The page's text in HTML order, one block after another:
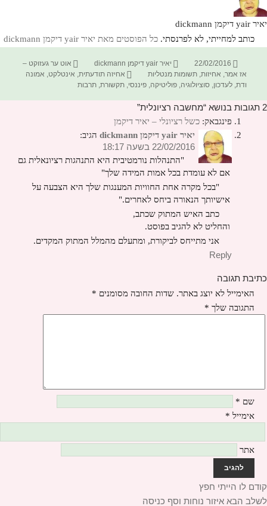
יאיר yair דיקמן dickmann
כותב למחייתי, לא לפרנסתי. כל הפוסטים מאת יאיר yair דיקמן dickmann‏
פורסם
בתאריך
22/02/2016 מחבר
יאיר yair דיקמן dickmann קטגוריות
אוט ער געזוקט –
אז אמר אחיזות ,תשומות מנטליות תגיות
אחיזה תודעתית אינטלקט אמונה
ודת ,לעדכון ,סוציולוגיה ,פוליטיקה ,פיננסי ,תקשורת ,תרבות
2 תגובות בנושא “מחשבה רציונלית”
פינגבאק:כשל רציונלי – יאיר דיקמן
יאיר yair דיקמן dickmann
הגיב:
22/02/2016 בשעה 18:17
"התנהלות נורמטיבית היא התנהגות רציונאלית גם
אם לא עומדת בכל אמות המידה שלך"
"בכל מקרה אחת החוויות המענגות שלך היא הצבעה על
אישיותך הנאורה ביחס לאחרים."
כתב האיש המתוק שכתב,
והחליט לא להגיב בפוסט.
אני מתייחס לביקורת, ומתעלם מהמלל המתוק המקדים.
Reply
כתיבת תגובה
האימייל לא יוצג באתר. שדות החובה מסומנים *
התגובה שלך *
שם *
אימייל *
אתר
ניווט
קודם הפוסט
הקודם:
לו הייתי חפץ
לשלב הבא הפוסט
איזור נוחות וסף כניסה